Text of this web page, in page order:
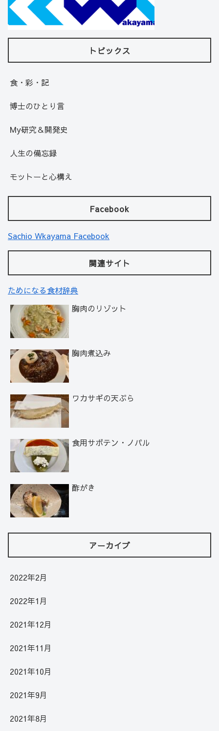
トピックス
食・彩・記
博士のひとり言
My研究＆開発史
人生の備忘録
モットーと心構え
Facebook
Sachio Wkayama Facebook
関連サイト
ためになる食材辞典
胸肉のリゾット
胸肉煮込み
ワカサギの天ぷら
食用サボテン・ノパル
酢がき
アーカイブ
2022年2月
2022年1月
2021年12月
2021年11月
2021年10月
2021年9月
2021年8月